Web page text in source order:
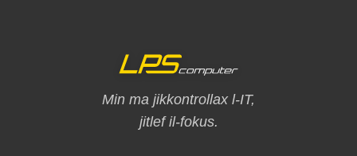
Min ma jikkontrollax l-IT,
jitlef il-fokus.